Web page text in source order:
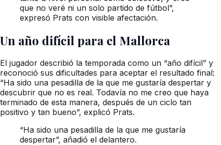
que no veré ni un solo partido de fútbol”,
expresó Prats con visible afectación.
Un año difícil para el Mallorca
El jugador describió la temporada como un “año difícil” y
reconoció sus dificultades para aceptar el resultado final:
“Ha sido una pesadilla de la que me gustaría despertar y
descubrir que no es real. Todavía no me creo que haya
terminado de esta manera, después de un ciclo tan
positivo y tan bueno”, explicó Prats.
“Ha sido una pesadilla de la que me gustaría
despertar”, añadió el delantero.